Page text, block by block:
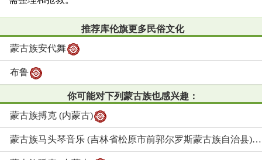
推荐库伦旗更多民俗文化
蒙古族安代舞
布鲁
你可能对下列蒙古族也感兴趣：
蒙古族搏克 (内蒙古)
蒙古族马头琴音乐 (吉林省松原市前郭尔罗斯蒙古族自治县)